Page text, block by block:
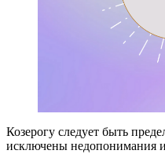
Козерогу следует быть
исключены недопонимания